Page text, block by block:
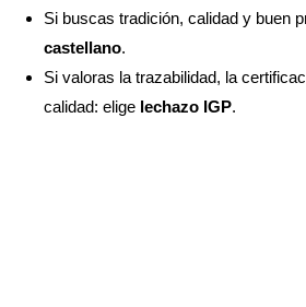
Si buscas tradición, calidad y buen
castellano.
Si valoras la trazabilidad, la
calidad: elige lechazo IGP.